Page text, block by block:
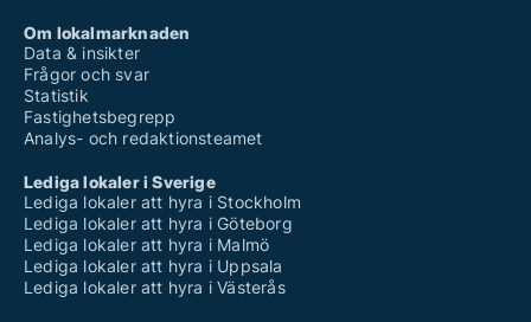
Om lokalmarknaden
Data & insikter
Frågor och svar
Statistik
Fastighetsbegrepp
Analys- och redaktionsteamet
Lediga lokaler i Sverige
Lediga lokaler att hyra i Stockholm
Lediga lokaler att hyra i Göteborg
Lediga lokaler att hyra i Malmö
Lediga lokaler att hyra i Uppsala
Lediga lokaler att hyra i Västerås